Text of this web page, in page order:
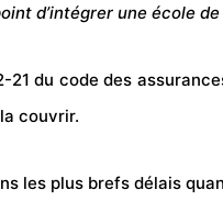
d’intégrer une école de
21 du code des
couvrir.
les plus brefs délais